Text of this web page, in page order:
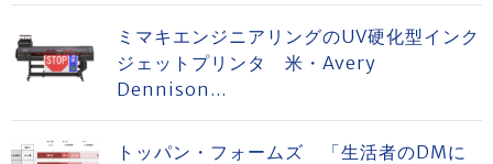
ミマキエンジニアリングのUV硬化型インク
ジェットプリンタ 米・Avery
Dennison...
トッパン・フォームズ 「生活者のDMに